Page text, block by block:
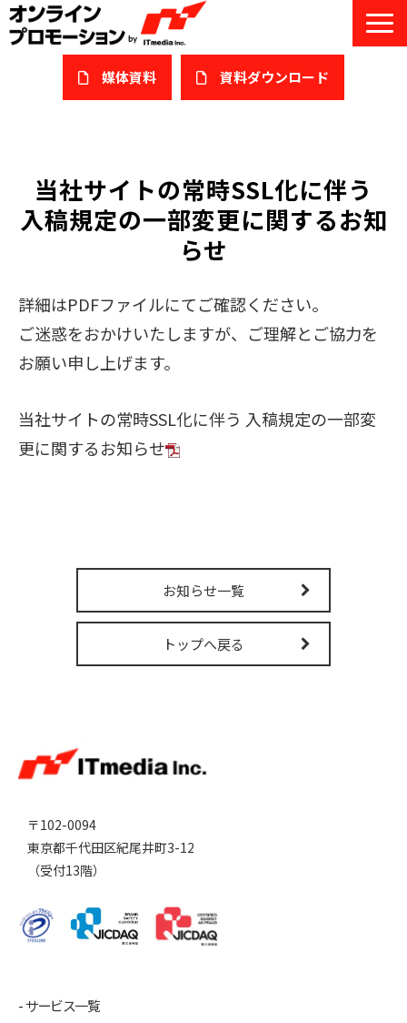
媒体資料 ​資料ダウンロード
私たちについて
サービスガイド/お役立ち資料
課題/ターゲット別で探す
オンライン展示会/協賛ウェビナー
導入事例
販売パートナー募集
当社サイトの常時SSL化に伴う
入稿規定の一部変更に関するお知
らせ
詳細はPDFファイルにてご確認ください。
ご迷惑をおかけいたしますが、ご理解とご協力を
お願い申し上げます。
当社サイトの常時SSL化に伴う 入稿規定の一部変
更に関するお知らせ
お知らせ一覧
トップへ戻る
〒102-0094
東京都千代田区紀尾井町3-12
（受付13階）
サービス一覧